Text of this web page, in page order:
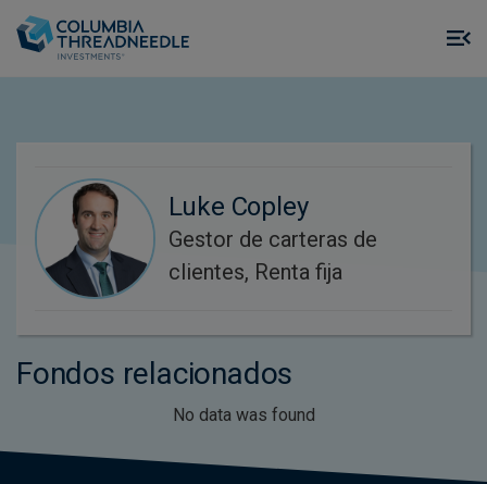
Luke Copley
Gestor de carteras de
clientes, Renta fija
Fondos relacionados
No data was found